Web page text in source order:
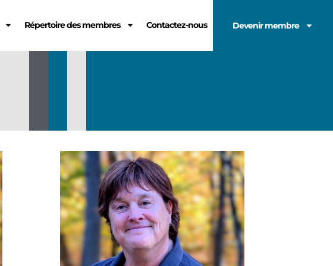
Répertoire des membres Contactez-nous Devenir membre